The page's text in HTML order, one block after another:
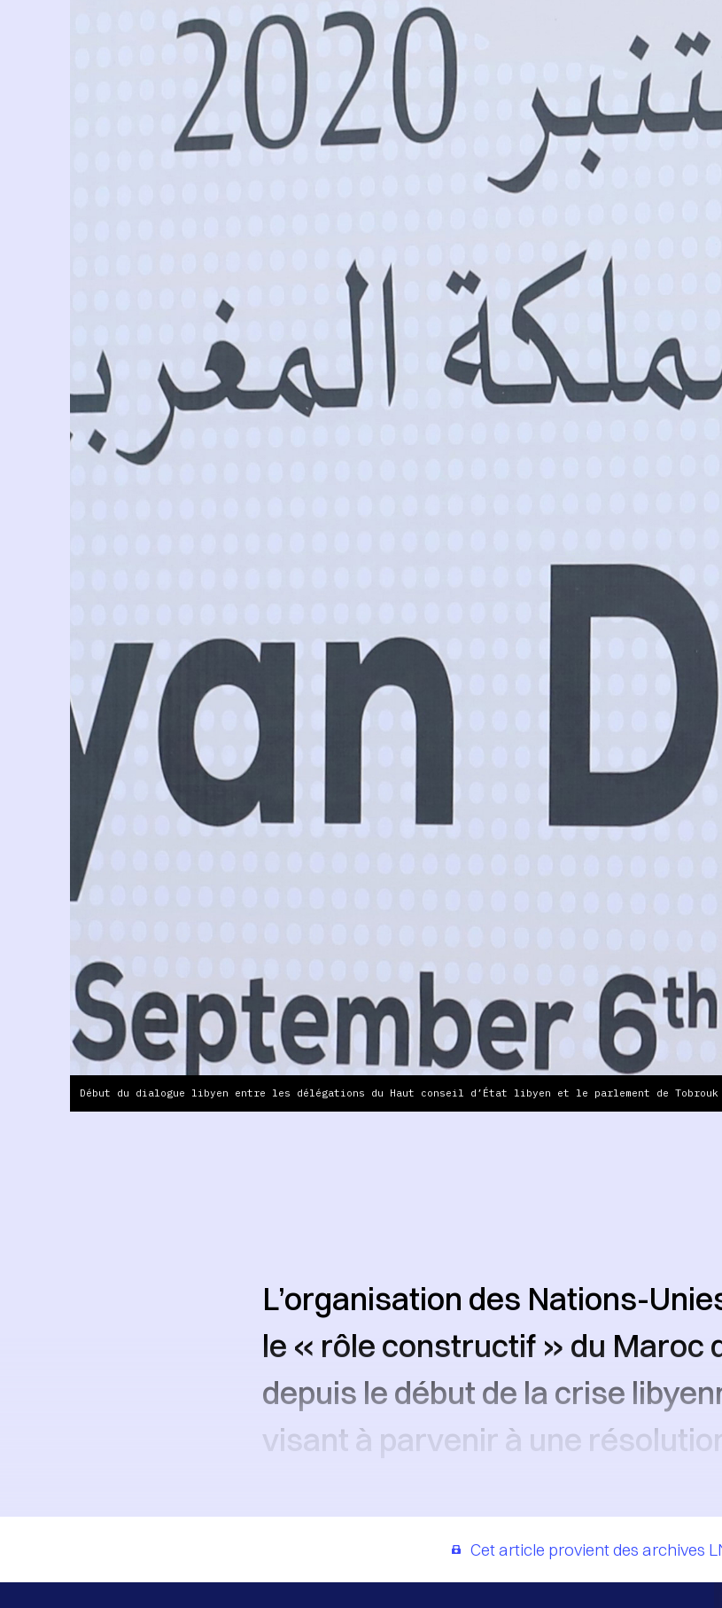
Début du dialogue libyen entre les délégations du Haut conseil d’État libyen et le parlement de Tobrouk
L’organisation des Nations-
le « rôle constructif » du Maroc
depuis le début de la crise
visant à parvenir à une
Cet article provient des archives